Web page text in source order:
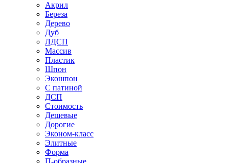
Акрил
Береза
Дерево
Дуб
ЛДСП
Массив
Пластик
Шпон
Экошпон
С патиной
ДСП
Стоимость
Дешевые
Дорогие
Эконом-класс
Элитные
Форма
П-образные